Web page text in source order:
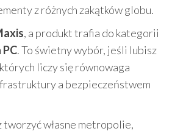
z różnych zakątków globu.
, a produkt trafia do kategorii
. To świetny wybór, jeśli lubisz
liczy się równowaga
a bezpieczeństwem
własne metropolie,